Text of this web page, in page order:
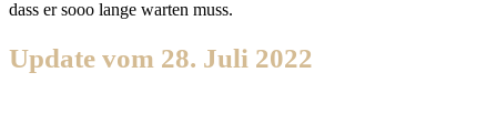
dass er sooo lange warten muss.
Update vom 28. Juli 2022